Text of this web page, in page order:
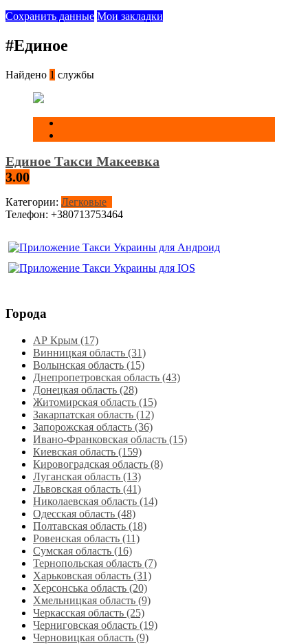
Сохранить данные Мои закладки
#Единое
Найдено 1 службы
Единое Такси Макеевка
3.00
Категории: Легковые
Телефон: +380713753464
Города
АР Крым (17)
Винницкая область (31)
Волынская область (15)
Днепропетровская область‎ (43)
Донецкая область (28)
Житомирская область (15)
Закарпатская область (12)
Запорожская область (36)
Ивано-Франковская область (15)
Киевская область (159)
Кировоградская область (8)
Луганская область‎ (13)
Львовская область‎ (41)
Николаевская область‎ (14)
Одесская область‎ (48)
Полтавская область (18)
Ровенская область‎ (11)
Сумская область‎ (16)
Тернопольская область‎ (7)
Харьковская область‎ (31)
Херсонська область‎ (20)
Хмельницкая область‎ (9)
Черкасская область‎ (25)
Черниговская область (19)
Черновицкая область (9)